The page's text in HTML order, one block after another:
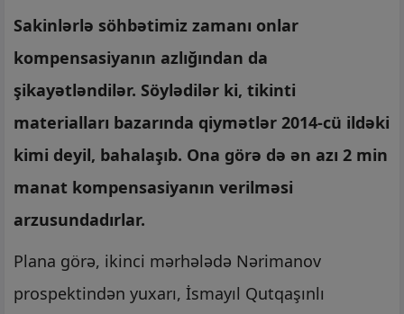
Sakinlərlə söhbətimiz zamanı onlar
kompensasiyanın azlığından da
şikayətləndilər. Söylədilər ki, tikinti
materialları bazarında qiymətlər 2014-cü ildəki
kimi deyil, bahalaşıb. Ona görə də ən azı 2 min
manat kompensasiyanın verilməsi
arzusundadırlar.
Plana görə, ikinci mərhələdə Nərimanov
prospektindən yuxarı, İsmayıl Qutqaşınlı